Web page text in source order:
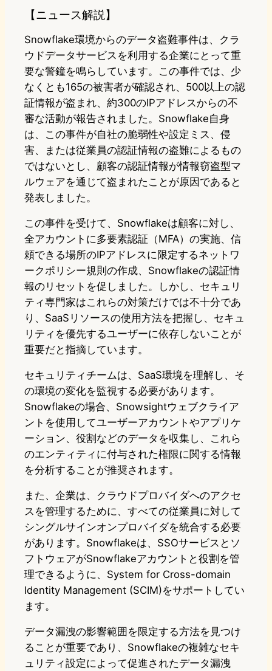
【ニュース解説】
Snowflake環境からのデータ盗難事件は、クラ
ウドデータサービスを利用する企業にとって重
要な警鐘を鳴らしています。この事件では、少
なくとも165の被害者が確認され、500以上の認
証情報が盗まれ、約300のIPアドレスからの不
審な活動が報告されました。Snowflake自身
は、この事件が自社の脆弱性や設定ミス、侵
害、または従業員の認証情報の盗難によるもの
ではないとし、顧客の認証情報が情報窃盗型マ
ルウェアを通じて盗まれたことが原因であると
発表しました。
この事件を受けて、Snowflakeは顧客に対し、
全アカウントに多要素認証（MFA）の実施、信
頼できる場所のIPアドレスに限定するネットワ
ークポリシー規則の作成、Snowflakeの認証情
報のリセットを促しました。しかし、セキュリ
ティ専門家はこれらの対策だけでは不十分であ
り、SaaSリソースの使用方法を把握し、セキュ
リティを優先するユーザーに依存しないことが
重要だと指摘しています。
セキュリティチームは、SaaS環境を理解し、そ
の環境の変化を監視する必要があります。
Snowflakeの場合、Snowsightウェブクライア
ントを使用してユーザーアカウントやアプリケ
ーション、役割などのデータを収集し、これら
のエンティティに付与された権限に関する情報
を分析することが推奨されます。
また、企業は、クラウドプロバイダへのアクセ
スを管理するために、すべての従業員に対して
シングルサインオンプロバイダを統合する必要
があります。Snowflakeは、SSOサービスとソ
フトウェアがSnowflakeアカウントと役割を管
理できるように、System for Cross-domain
Identity Management (SCIM)をサポートしてい
ます。
データ漏洩の影響範囲を限定する方法を見つけ
ることが重要であり、Snowflakeの複雑なセキ
ュリティ設定によって促進されたデータ漏洩